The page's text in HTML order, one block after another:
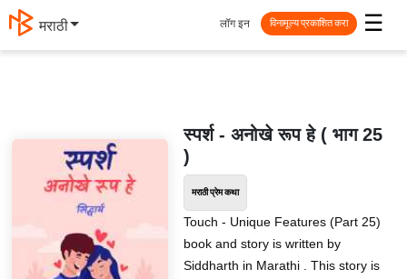
मराठी ☰
लॉग इन विनामूल्य प्रकाशित करा
स्पर्श - अनोखे रूप हे ( भाग 25
)
मराठी प्रेम कथा
Touch - Unique Features (Part 25)
book and story is written by
Siddharth in Marathi . This story is